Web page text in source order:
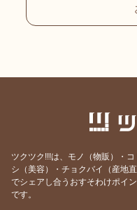
ツクツク!!!は、モノ（物販）・
シ（美容）・チョクバイ（産地
でシェアし合うおすそわけポイ
です。